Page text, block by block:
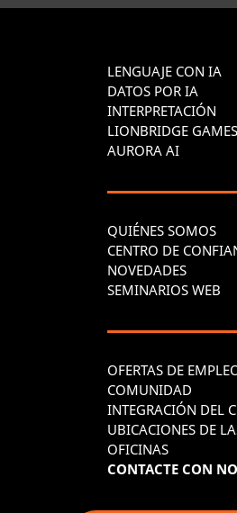
LENGUAJE CON IA
DATOS POR IA
INTERPRETACIÓN
LIONBRIDGE GAMES
AURORA AI
QUIÉNES SOMOS
CENTRO DE
NOVEDADES
SEMINARIOS WEB
OFERTAS DE
COMUNIDAD
INTEGRACIÓN DEL
UBICACIONES DE
OFICINAS
CONTACTE CON